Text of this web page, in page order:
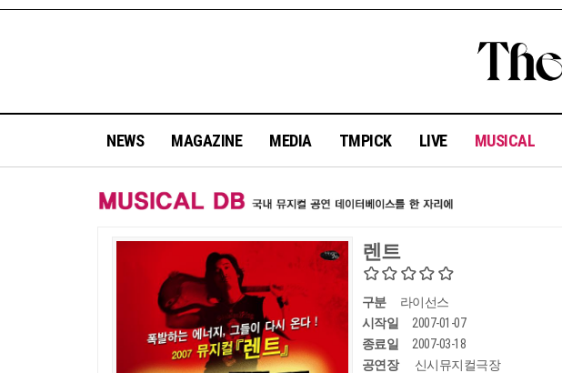
NEWS MAGAZINE MEDIA TMPICK LIVE MUSICAL
렌트
구분
라이선스
시작일
2007-01-07
종료일
2007-03-18
공연장
신시뮤지컬극장